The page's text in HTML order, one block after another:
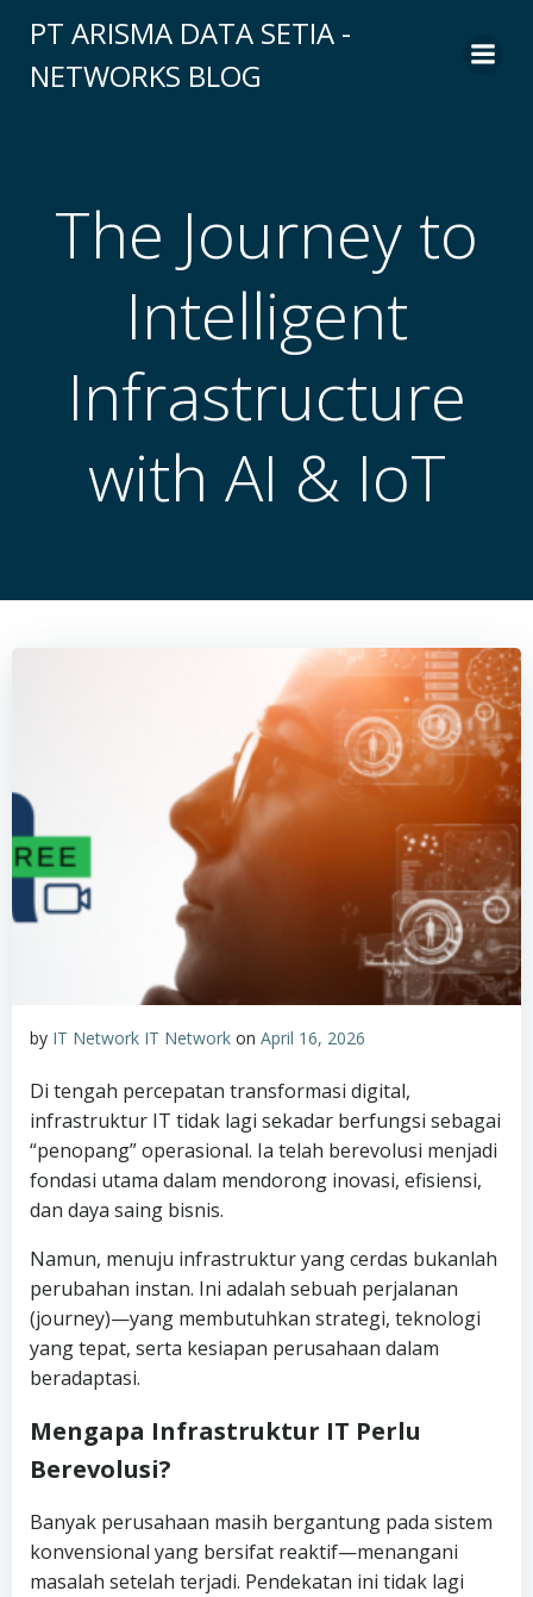
to
PT ARISMA DATA SETIA -
NETWORKS BLOG
The Journey to
Intelligent
Infrastructure
with AI & IoT
by IT Network IT Network on April 16, 2026
Di tengah percepatan transformasi digital,
infrastruktur IT tidak lagi sekadar berfungsi sebagai
“penopang” operasional. Ia telah berevolusi menjadi
fondasi utama dalam mendorong inovasi, efisiensi,
dan daya saing bisnis.
Namun, menuju infrastruktur yang cerdas bukanlah
perubahan instan. Ini adalah sebuah perjalanan
(journey)—yang membutuhkan strategi, teknologi
yang tepat, serta kesiapan perusahaan dalam
beradaptasi.
Mengapa Infrastruktur IT Perlu
Berevolusi?
Banyak perusahaan masih bergantung pada sistem
konvensional yang bersifat reaktif—menangani
masalah setelah terjadi. Pendekatan ini tidak lagi